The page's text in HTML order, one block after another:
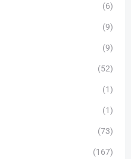
(6)
(9)
(9)
(52)
(1)
(1)
(73)
(167)